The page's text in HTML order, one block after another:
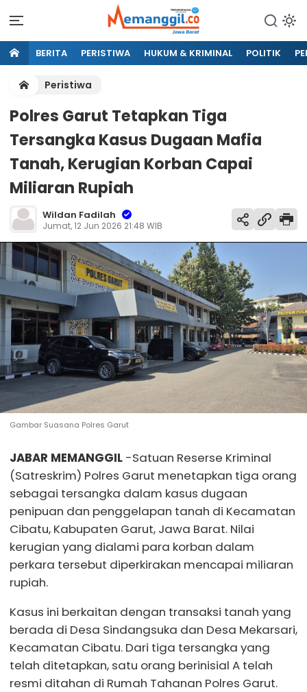
BERITA PERISTIWA HUKUM & KRIMINAL POLITIK
Peristiwa
Polres Garut Tetapkan Tiga
Tersangka Kasus Dugaan Mafia
Tanah, Kerugian Korban Capai
Miliaran Rupiah
Wildan Fadilah
Jumat, 12 Jun 2026 21:48 WIB
Gambar Suasana Polres Garut
JABAR MEMANGGIL -Satuan Reserse Kriminal
(Satreskrim) Polres Garut menetapkan tiga orang
sebagai tersangka dalam kasus dugaan
penipuan dan penggelapan tanah di Kecamatan
Cibatu, Kabupaten Garut, Jawa Barat. Nilai
kerugian yang dialami para korban dalam
perkara tersebut diperkirakan mencapai miliaran
rupiah.
Kasus ini berkaitan dengan transaksi tanah yang
berada di Desa Sindangsuka dan Desa Mekarsari,
Kecamatan Cibatu. Dari tiga tersangka yang
telah ditetapkan, satu orang berinisial A telah
resmi ditahan di Rumah Tahanan Polres Garut.